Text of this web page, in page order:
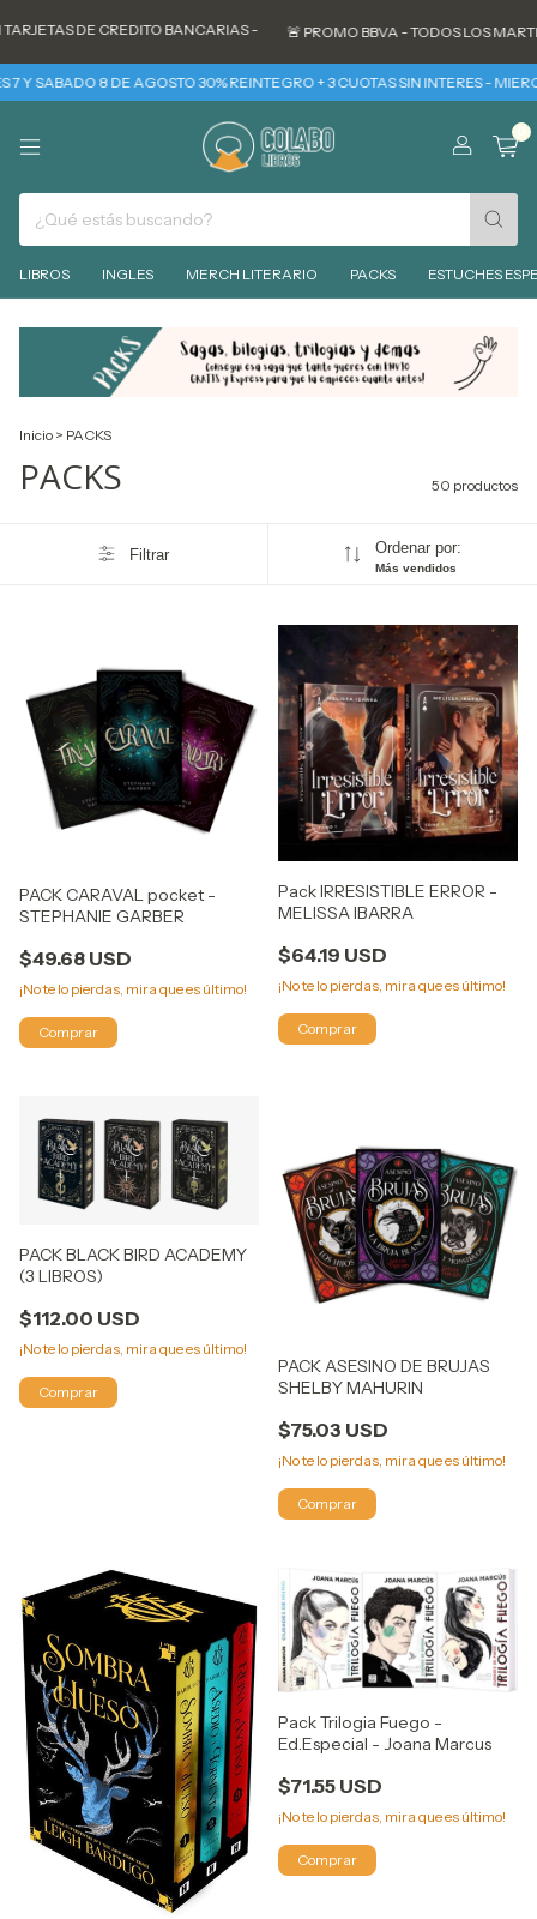
DE CREDITO BANCARIAS - 🚨 PROMO BBVA - TODOS LOS MARTES 30%
8 DE AGOSTO 30% REINTEGRO + 3 CUOTAS SIN INTERES - MIERCOLES 12
LIBROS INGLES MERCH LITERARIO PACKS ESTUCHES
Inicio > PACKS
PACKS 50 productos
Filtrar Ordenar por:
Más vendidos
PACK CARAVAL pocket -
STEPHANIE GARBER
$49.68 USD
¡No te lo pierdas, mira que es último!
Pack IRRESISTIBLE ERROR -
MELISSA IBARRA
$64.19 USD
¡No te lo pierdas, mira que es último!
PACK BLACK BIRD ACADEMY
(3 LIBROS)
$112.00 USD
¡No te lo pierdas, mira que es último!
PACK ASESINO DE BRUJAS
SHELBY MAHURIN
$75.03 USD
¡No te lo pierdas, mira que es último!
Pack Trilogia Fuego -
Ed.Especial - Joana Marcus
$71.55 USD
¡No te lo pierdas, mira que es último!